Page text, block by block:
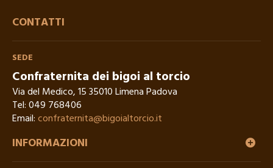
CONTATTI
SEDE
Confraternita dei bigoi al torcio
Via del Medico, 15 35010 Limena Padova
Tel:049 768406
Email:confraternita@bigoialtorcio.it
INFORMAZIONI